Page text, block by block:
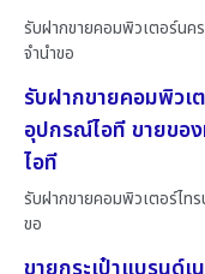
รับฝากขายคอมพิวเตอร์นค
จำนำขอ
รับฝากขายคอมพิวเ
อุปกรณ์ไอที ขายขอ
ไอที
รับฝากขายคอมพิวเตอร์ไท
ขอ